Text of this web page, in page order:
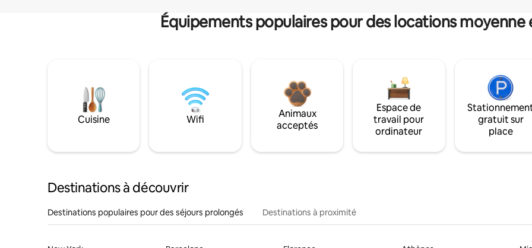
Équipements populaires pour des locations
Cuisine Wifi
Animaux
acceptés
Espace de
travail pour
ordinateur
gratuit sur
place
Destinations à découvrir
Destinations populaires pour des séjours prolongés Destinations à proximité